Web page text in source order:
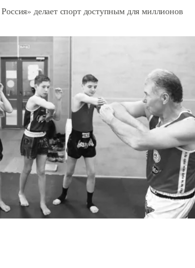
делает спорт доступным для миллионов